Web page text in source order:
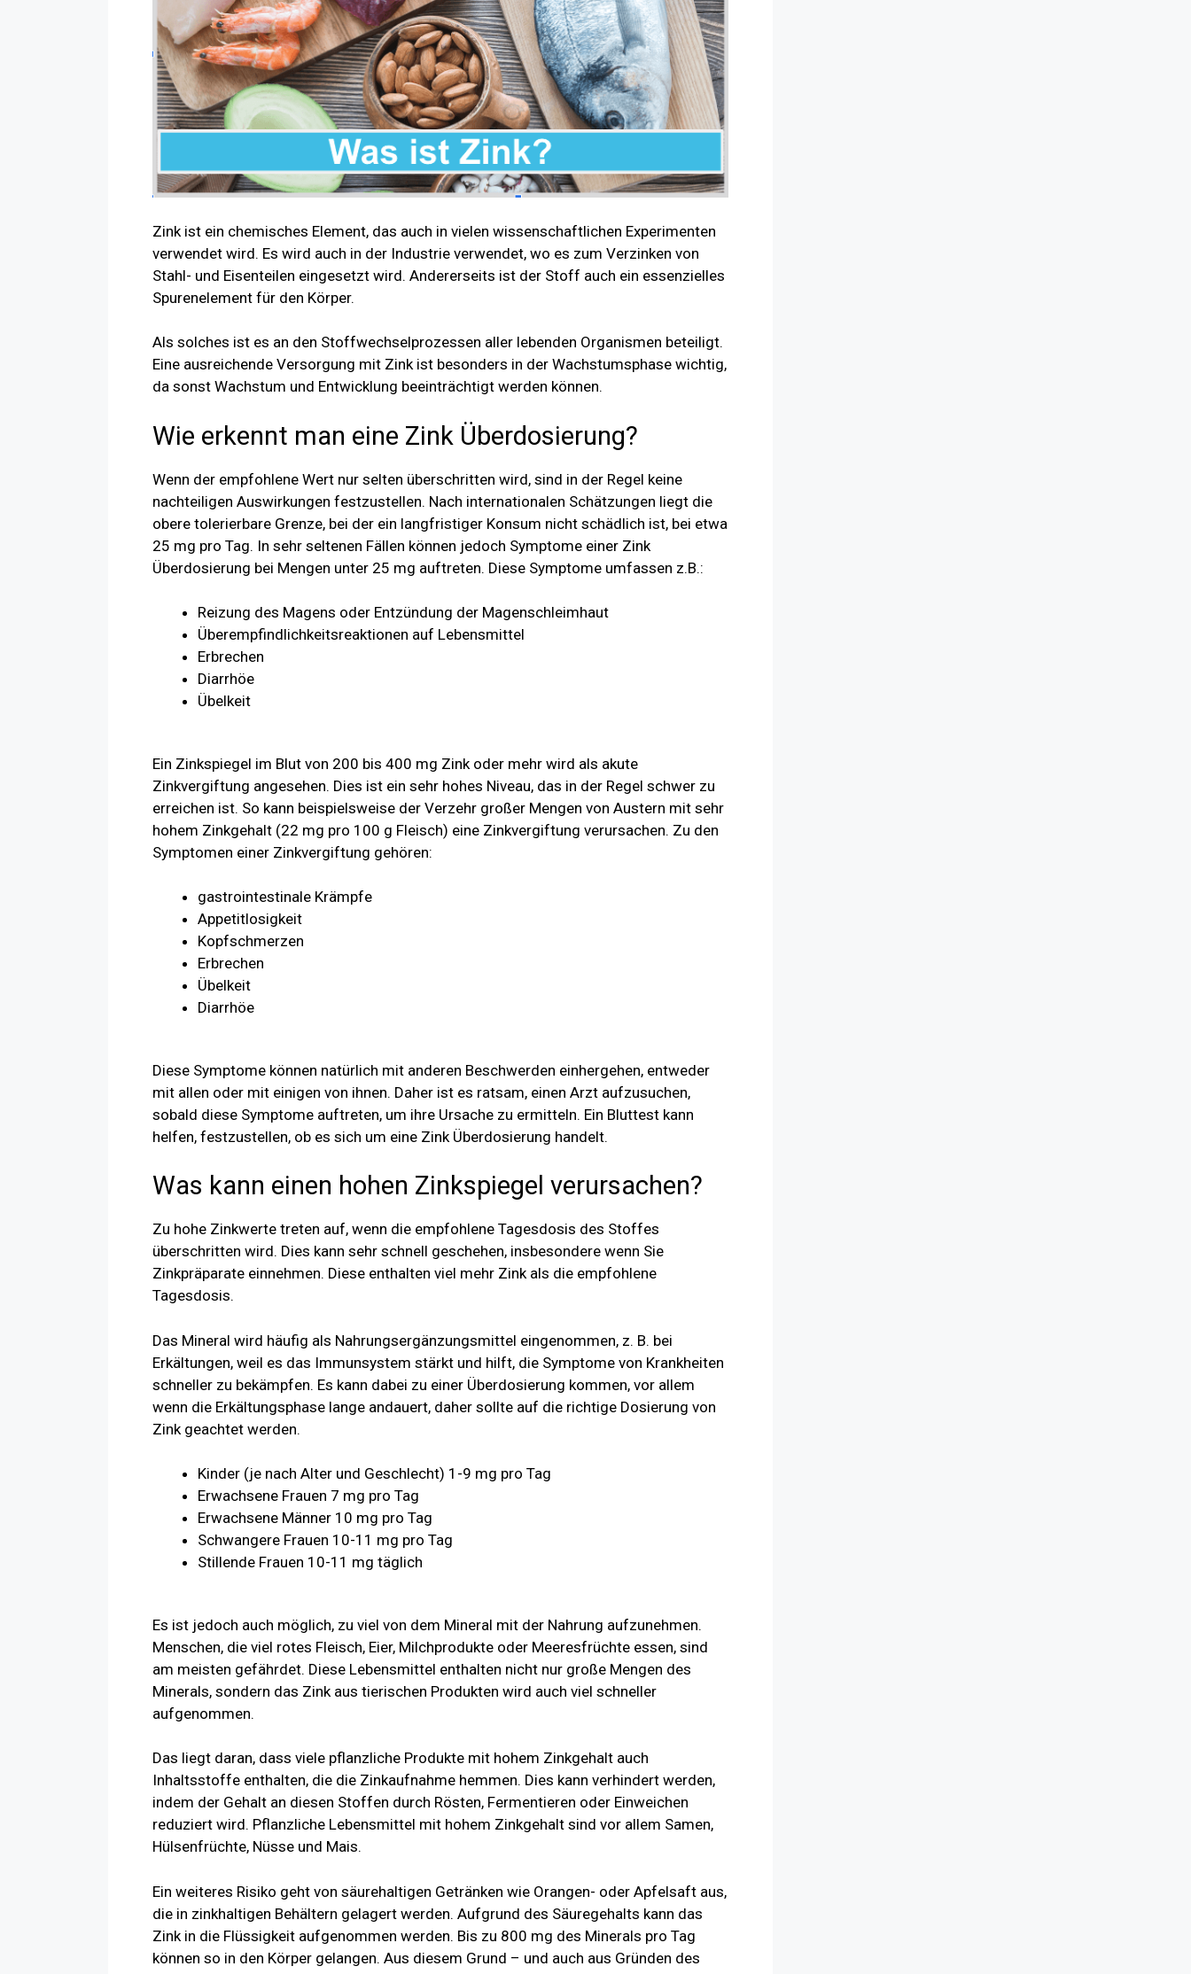
Zink ist ein chemisches Element, das auch in vielen wissenschaftlichen Experimenten
verwendet wird. Es wird auch in der Industrie verwendet, wo es zum Verzinken von
Stahl- und Eisenteilen eingesetzt wird. Andererseits ist der Stoff auch ein essenzielles
Spurenelement für den Körper.
Als solches ist es an den Stoffwechselprozessen aller lebenden Organismen beteiligt.
Eine ausreichende Versorgung mit Zink ist besonders in der Wachstumsphase wichtig,
da sonst Wachstum und Entwicklung beeinträchtigt werden können.
Wie erkennt man eine Zink Überdosierung?
Wenn der empfohlene Wert nur selten überschritten wird, sind in der Regel keine
nachteiligen Auswirkungen festzustellen. Nach internationalen Schätzungen liegt die
obere tolerierbare Grenze, bei der ein langfristiger Konsum nicht schädlich ist, bei etwa
25 mg pro Tag. In sehr seltenen Fällen können jedoch Symptome einer Zink
Überdosierung bei Mengen unter 25 mg auftreten. Diese Symptome umfassen z.B.:
Reizung des Magens oder Entzündung der Magenschleimhaut
Überempfindlichkeitsreaktionen auf Lebensmittel
Erbrechen
Diarrhöe
Übelkeit
Ein Zinkspiegel im Blut von 200 bis 400 mg Zink oder mehr wird als akute
Zinkvergiftung angesehen. Dies ist ein sehr hohes Niveau, das in der Regel schwer zu
erreichen ist. So kann beispielsweise der Verzehr großer Mengen von Austern mit sehr
hohem Zinkgehalt (22 mg pro 100 g Fleisch) eine Zinkvergiftung verursachen. Zu den
Symptomen einer Zinkvergiftung gehören:
gastrointestinale Krämpfe
Appetitlosigkeit
Kopfschmerzen
Erbrechen
Übelkeit
Diarrhöe
Diese Symptome können natürlich mit anderen Beschwerden einhergehen, entweder
mit allen oder mit einigen von ihnen. Daher ist es ratsam, einen Arzt aufzusuchen,
sobald diese Symptome auftreten, um ihre Ursache zu ermitteln. Ein Bluttest kann
helfen, festzustellen, ob es sich um eine Zink Überdosierung handelt.
Was kann einen hohen Zinkspiegel verursachen?
Zu hohe Zinkwerte treten auf, wenn die empfohlene Tagesdosis des Stoffes
überschritten wird. Dies kann sehr schnell geschehen, insbesondere wenn Sie
Zinkpräparate einnehmen. Diese enthalten viel mehr Zink als die empfohlene
Tagesdosis.
Das Mineral wird häufig als Nahrungsergänzungsmittel eingenommen, z. B. bei
Erkältungen, weil es das Immunsystem stärkt und hilft, die Symptome von Krankheiten
schneller zu bekämpfen. Es kann dabei zu einer Überdosierung kommen, vor allem
wenn die Erkältungsphase lange andauert, daher sollte auf die richtige Dosierung von
Zink geachtet werden.
Kinder (je nach Alter und Geschlecht) 1-9 mg pro Tag
Erwachsene Frauen 7 mg pro Tag
Erwachsene Männer 10 mg pro Tag
Schwangere Frauen 10-11 mg pro Tag
Stillende Frauen 10-11 mg täglich
Es ist jedoch auch möglich, zu viel von dem Mineral mit der Nahrung aufzunehmen.
Menschen, die viel rotes Fleisch, Eier, Milchprodukte oder Meeresfrüchte essen, sind
am meisten gefährdet. Diese Lebensmittel enthalten nicht nur große Mengen des
Minerals, sondern das Zink aus tierischen Produkten wird auch viel schneller
aufgenommen.
Das liegt daran, dass viele pflanzliche Produkte mit hohem Zinkgehalt auch
Inhaltsstoffe enthalten, die die Zinkaufnahme hemmen. Dies kann verhindert werden,
indem der Gehalt an diesen Stoffen durch Rösten, Fermentieren oder Einweichen
reduziert wird. Pflanzliche Lebensmittel mit hohem Zinkgehalt sind vor allem Samen,
Hülsenfrüchte, Nüsse und Mais.
Ein weiteres Risiko geht von säurehaltigen Getränken wie Orangen- oder Apfelsaft aus,
die in zinkhaltigen Behältern gelagert werden. Aufgrund des Säuregehalts kann das
Zink in die Flüssigkeit aufgenommen werden. Bis zu 800 mg des Minerals pro Tag
können so in den Körper gelangen. Aus diesem Grund – und auch aus Gründen des